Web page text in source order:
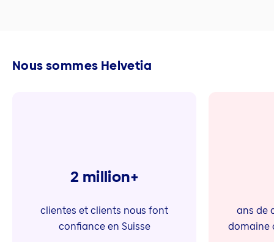
Nous sommes Helvetia
2 million+
clientes et clients nous font
confiance en Suisse
ans de
domaine